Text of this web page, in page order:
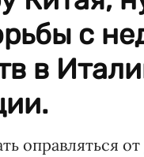
с
в
оправляться от